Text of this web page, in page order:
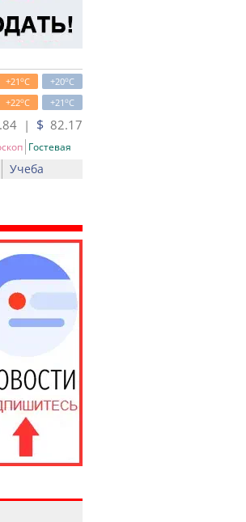
+20oC
+21oC
+21oC
+22oC
| $ 82.17
Гостевая
Учеба